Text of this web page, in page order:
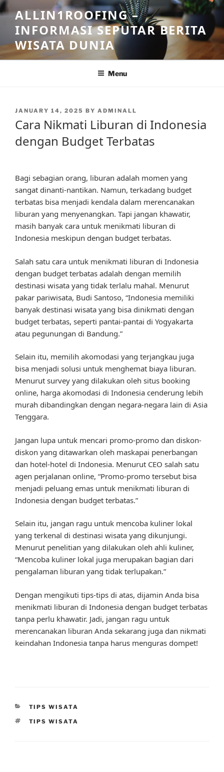
Skip
to
content
ALLIN1ROOFING –
INFORMASI SEPUTAR BERITA
WISATA DUNIA
Menu
POSTED
JANUARY 14, 2025 BY ADMINALL
Cara Nikmati Liburan di Indonesia
dengan Budget Terbatas
Bagi sebagian orang, liburan adalah momen yang
sangat dinanti-nantikan. Namun, terkadang budget
terbatas bisa menjadi kendala dalam merencanakan
liburan yang menyenangkan. Tapi jangan khawatir,
masih banyak cara untuk menikmati liburan di
Indonesia meskipun dengan budget terbatas.
Salah satu cara untuk menikmati liburan di Indonesia
dengan budget terbatas adalah dengan memilih
destinasi wisata yang tidak terlalu mahal. Menurut
pakar pariwisata, Budi Santoso, “Indonesia memiliki
banyak destinasi wisata yang bisa dinikmati dengan
budget terbatas, seperti pantai-pantai di Yogyakarta
atau pegunungan di Bandung.”
Selain itu, memilih akomodasi yang terjangkau juga
bisa menjadi solusi untuk menghemat biaya liburan.
Menurut survey yang dilakukan oleh situs booking
online, harga akomodasi di Indonesia cenderung lebih
murah dibandingkan dengan negara-negara lain di Asia
Tenggara.
Jangan lupa untuk mencari promo-promo dan diskon-
diskon yang ditawarkan oleh maskapai penerbangan
dan hotel-hotel di Indonesia. Menurut CEO salah satu
agen perjalanan online, “Promo-promo tersebut bisa
menjadi peluang emas untuk menikmati liburan di
Indonesia dengan budget terbatas.”
Selain itu, jangan ragu untuk mencoba kuliner lokal
yang terkenal di destinasi wisata yang dikunjungi.
Menurut penelitian yang dilakukan oleh ahli kuliner,
“Mencoba kuliner lokal juga merupakan bagian dari
pengalaman liburan yang tidak terlupakan.”
Dengan mengikuti tips-tips di atas, dijamin Anda bisa
menikmati liburan di Indonesia dengan budget terbatas
tanpa perlu khawatir. Jadi, jangan ragu untuk
merencanakan liburan Anda sekarang juga dan nikmati
keindahan Indonesia tanpa harus menguras dompet!
CATEGORIES
TIPS WISATA
TAGS
TIPS WISATA